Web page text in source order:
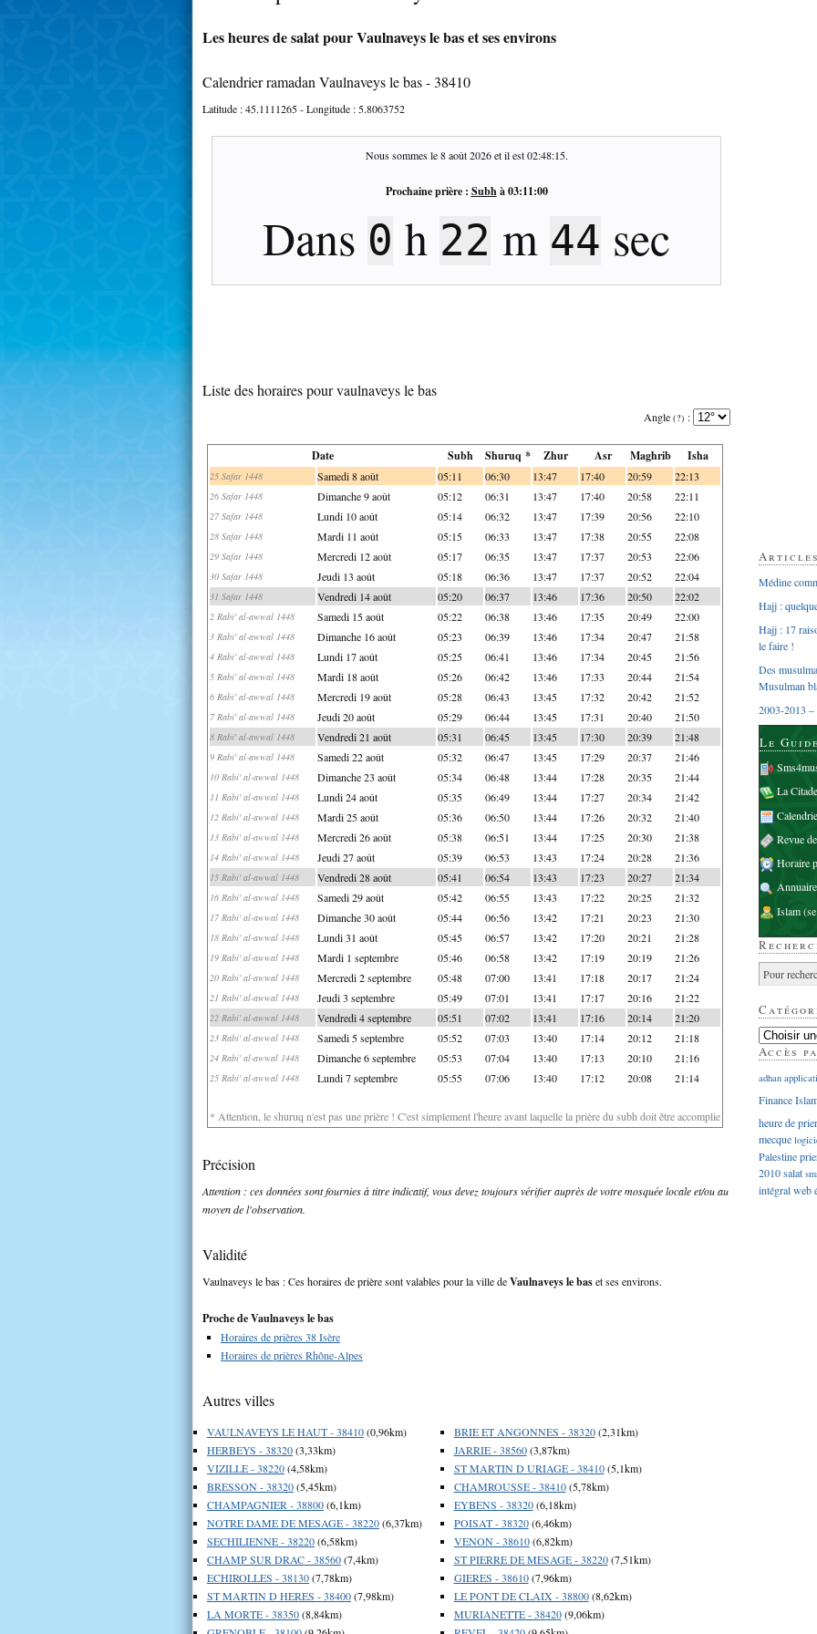
Les heures de salat pour Vaulnaveys le bas et ses environs
Calendrier ramadan Vaulnaveys le bas - 38410
Latitude :45.1111265- Longitude : 5.8063752
Nous sommes le8 août 2026et il est02:48:16.
Prochaine prière : Subhà03:11:00
Dans 0 h 22 m 43 sec
Liste des horaires pour vaulnaveys le bas
Angle (?) :
Date Subh Shuruq * Zhur Asr Maghrib Isha
25 Safar 1448 Samedi 8 août 05:11 06:30 13:47 17:40 20:59 22:13
26 Safar 1448 Dimanche 9 août 05:12 06:31 13:47 17:40 20:58 22:11
27 Safar 1448 Lundi 10 août 05:14 06:32 13:47 17:39 20:56 22:10
28 Safar 1448 Mardi 11 août 05:15 06:33 13:47 17:38 20:55 22:08
29 Safar 1448 Mercredi 12 août 05:17 06:35 13:47 17:37 20:53 22:06
30 Safar 1448 Jeudi 13 août 05:18 06:36 13:47 17:37 20:52 22:04
31 Safar 1448 Vendredi 14 août 05:20 06:37 13:46 17:36 20:50 22:02
2 Rabi' al-awwal 1448 Samedi 15 août 05:22 06:38 13:46 17:35 20:49 22:00
3 Rabi' al-awwal 1448 Dimanche 16 août 05:23 06:39 13:46 17:34 20:47 21:58
4 Rabi' al-awwal 1448 Lundi 17 août 05:25 06:41 13:46 17:34 20:45 21:56
5 Rabi' al-awwal 1448 Mardi 18 août 05:26 06:42 13:46 17:33 20:44 21:54
6 Rabi' al-awwal 1448 Mercredi 19 août 05:28 06:43 13:45 17:32 20:42 21:52
7 Rabi' al-awwal 1448 Jeudi 20 août 05:29 06:44 13:45 17:31 20:40 21:50
8 Rabi' al-awwal 1448 Vendredi 21 août 05:31 06:45 13:45 17:30 20:39 21:48
9 Rabi' al-awwal 1448 Samedi 22 août 05:32 06:47 13:45 17:29 20:37 21:46
10 Rabi' al-awwal 1448 Dimanche 23 août 05:34 06:48 13:44 17:28 20:35 21:44
11 Rabi' al-awwal 1448 Lundi 24 août 05:35 06:49 13:44 17:27 20:34 21:42
12 Rabi' al-awwal 1448 Mardi 25 août 05:36 06:50 13:44 17:26 20:32 21:40
13 Rabi' al-awwal 1448 Mercredi 26 août 05:38 06:51 13:44 17:25 20:30 21:38
14 Rabi' al-awwal 1448 Jeudi 27 août 05:39 06:53 13:43 17:24 20:28 21:36
15 Rabi' al-awwal 1448 Vendredi 28 août 05:41 06:54 13:43 17:23 20:27 21:34
16 Rabi' al-awwal 1448 Samedi 29 août 05:42 06:55 13:43 17:22 20:25 21:32
17 Rabi' al-awwal 1448 Dimanche 30 août 05:44 06:56 13:42 17:21 20:23 21:30
18 Rabi' al-awwal 1448 Lundi 31 août 05:45 06:57 13:42 17:20 20:21 21:28
19 Rabi' al-awwal 1448 Mardi 1 septembre 05:46 06:58 13:42 17:19 20:19 21:26
20 Rabi' al-awwal 1448 Mercredi 2 septembre 05:48 07:00 13:41 17:18 20:17 21:24
21 Rabi' al-awwal 1448 Jeudi 3 septembre 05:49 07:01 13:41 17:17 20:16 21:22
22 Rabi' al-awwal 1448 Vendredi 4 septembre 05:51 07:02 13:41 17:16 20:14 21:20
23 Rabi' al-awwal 1448 Samedi 5 septembre 05:52 07:03 13:40 17:14 20:12 21:18
24 Rabi' al-awwal 1448 Dimanche 6 septembre 05:53 07:04 13:40 17:13 20:10 21:16
25 Rabi' al-awwal 1448 Lundi 7 septembre 05:55 07:06 13:40 17:12 20:08 21:14
* Attention, le shuruq n'est pas une prière ! C'est simplement l'heure avant laquelle la prière du subh doit être accomplie
Précision
Attention : ces données sont fournies à titre indicatif, vous devez toujours vérifier auprès de votre mosquée locale et/ou au
moyen de l'observation.
Validité
Vaulnaveys le bas : Ces horaires de prière sont valables pour la ville deVaulnaveys le baset ses environs.
Proche de Vaulnaveys le bas
Horaires de prières 38 Isère
Horaires de prières Rhône-Alpes
Autres villes
VAULNAVEYS LE HAUT - 38410(0,96km)
HERBEYS - 38320(3,33km)
VIZILLE - 38220(4,58km)
BRESSON - 38320(5,45km)
CHAMPAGNIER - 38800(6,1km)
NOTRE DAME DE MESAGE - 38220(6,37km)
SECHILIENNE - 38220(6,58km)
CHAMP SUR DRAC - 38560(7,4km)
ECHIROLLES - 38130(7,78km)
ST MARTIN D HERES - 38400(7,98km)
LA MORTE - 38350(8,84km)
BRIE ET ANGONNES - 38320(2,31km)
JARRIE - 38560(3,87km)
ST MARTIN D URIAGE - 38410(5,1km)
CHAMROUSSE - 38410(5,78km)
EYBENS - 38320(6,18km)
POISAT - 38320(6,46km)
VENON - 38610(6,82km)
ST PIERRE DE MESAGE - 38220(7,51km)
GIERES - 38610(7,96km)
LE PONT DE CLAIX - 38800(8,62km)
MURIANETTE - 38420(9,06km)
Médine
Hajj :
Hajj : 17
le faire !
Des
Musulman
2003-2013 –
Le
La
Revue
Horaire
Islam
Accès
adhan
Finance
heure de
mecque
Palestine
2010salat
intégralweb